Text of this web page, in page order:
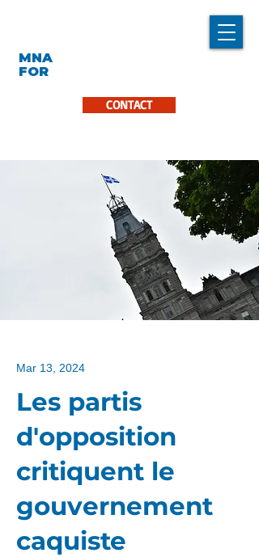
CONTACT
MNA
FOR
Mar 13, 2024
Les partis
d'opposition
critiquent le
gouvernement
caquiste